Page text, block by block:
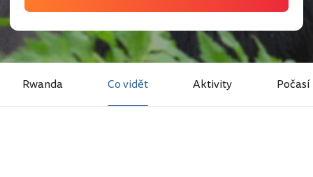
Rwanda Co vidět Aktivity Počasí